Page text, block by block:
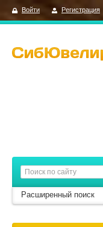
Войти Регистрация
Расширенный поиск